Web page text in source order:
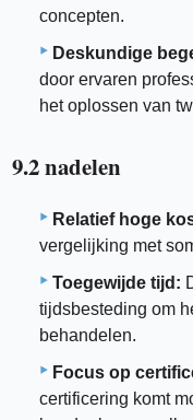
concepten.
Deskundige
door ervaren
het oplossen van
9.2 nadelen
Relatief hoge
vergelijking met
Toegewijde tijd:
tijdsbesteding om
behandelen.
Focus op
certificering komt